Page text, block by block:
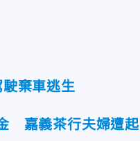
棄車逃生
嘉義茶行夫婦遭起